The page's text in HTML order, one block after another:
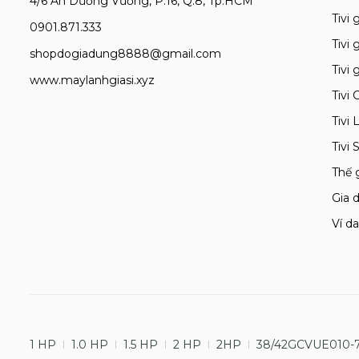
0901.871.333
shopdogiadung8888@gmail.com
www.maylanhgiasi.xyz
Tivi
Tivi
Tivi
Tivi
Tivi
Tivi
Thế
Gia
Ví
1 HP 1.0 HP 1.5 HP 2 HP 2HP 38/42GCVUE010-